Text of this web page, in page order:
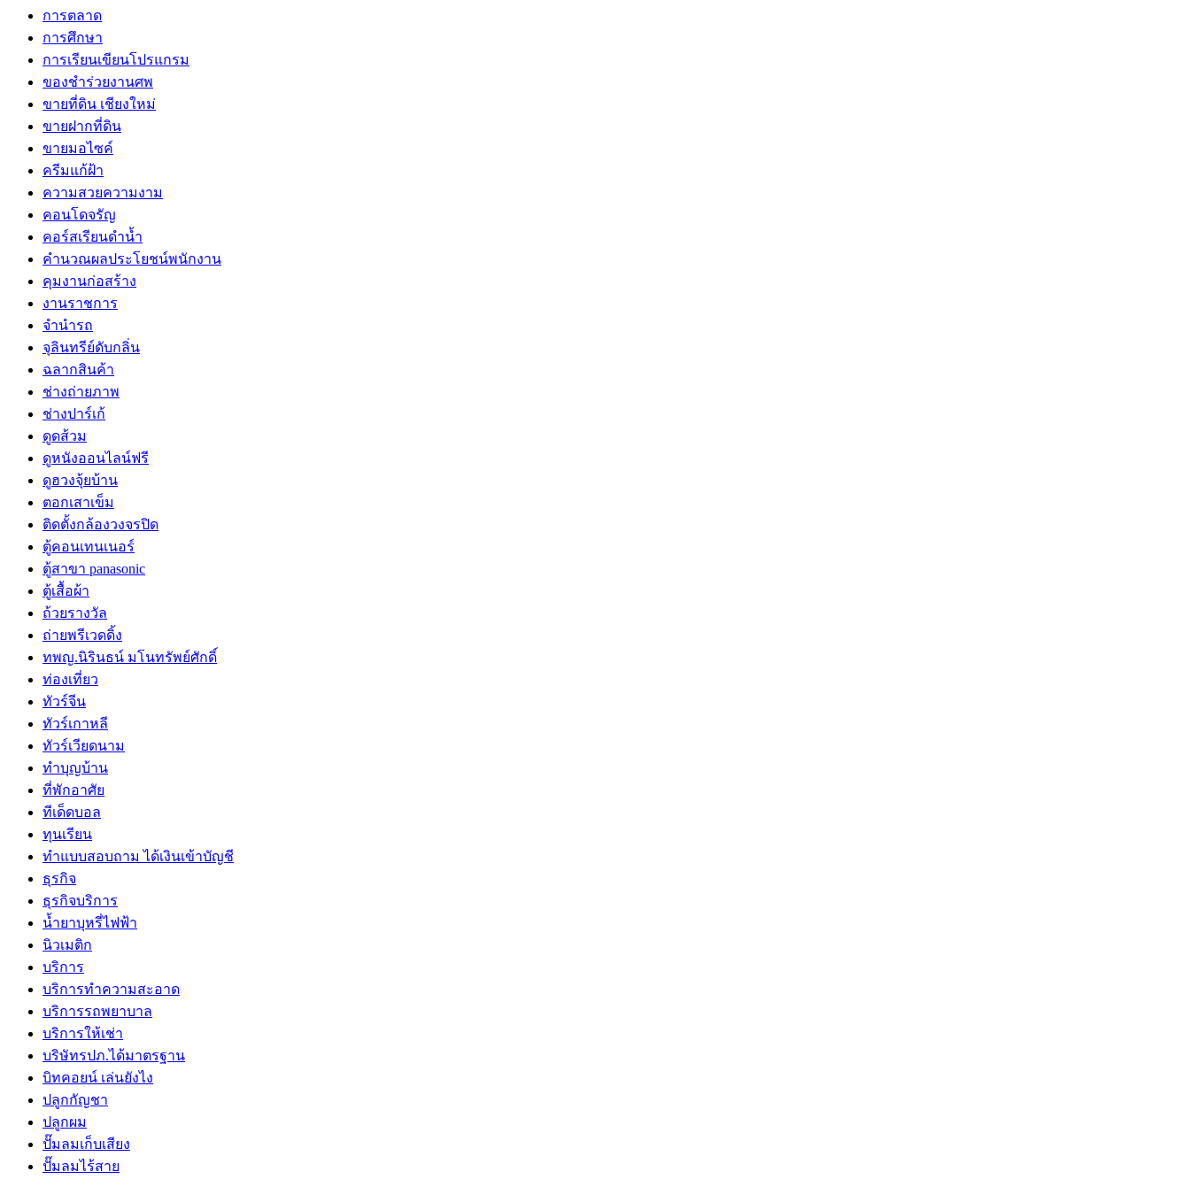
การตลาด
การศึกษา
การเรียนเขียนโปรแกรม
ของชำร่วยงานศพ
ขายที่ดิน เชียงใหม่
ขายฝากที่ดิน
ขายมอไซค์
ครีมแก้ฝ้า
ความสวยความงาม
คอนโดจรัญ
คอร์สเรียนดำน้ำ
คำนวณผลประโยชน์พนักงาน
คุมงานก่อสร้าง
งานราชการ
จำนำรถ
จุลินทรีย์ดับกลิ่น
ฉลากสินค้า
ช่างถ่ายภาพ
ช่างปาร์เก้
ดูดส้วม
ดูหนังออนไลน์ฟรี
ดูฮวงจุ้ยบ้าน
ตอกเสาเข็ม
ติดตั้งกล้องวงจรปิด
ตู้คอนเทนเนอร์
ตู้สาขา panasonic
ตู้เสื้อผ้า
ถ้วยรางวัล
ถ่ายพรีเวดดิ้ง
ทพญ.นิรินธน์ มโนทรัพย์ศักดิ์
ท่องเที่ยว
ทัวร์จีน
ทัวร์เกาหลี
ทัวร์เวียดนาม
ทำบุญบ้าน
ที่พักอาศัย
ทีเด็ดบอล
ทุนเรียน
ทําแบบสอบถาม ได้เงินเข้าบัญชี
ธุรกิจ
ธุรกิจบริการ
น้ำยาบุหรี่ไฟฟ้า
นิวเมติก
บริการ
บริการทำความสะอาด
บริการรถพยาบาล
บริการให้เช่า
บริษัทรปภ.ได้มาตรฐาน
บิทคอยน์ เล่นยังไง
ปลูกกัญชา
ปลูกผม
ปั๊มลมเก็บเสียง
ปั๊มลมไร้สาย